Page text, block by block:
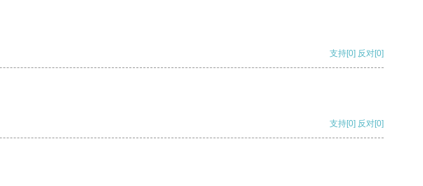
支持[0] 反对[0]
支持[0] 反对[0]